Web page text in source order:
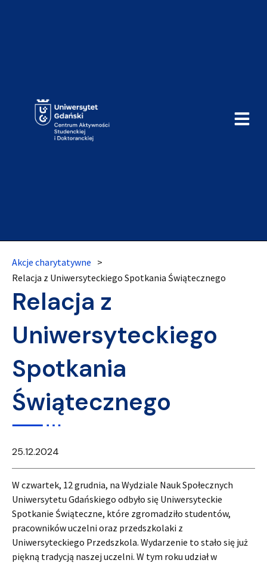
Akcje charytatywne >
Relacja z Uniwersyteckiego Spotkania Świątecznego
Relacja z
Uniwersyteckiego
Spotkania
Świątecznego
25.12.2024
W czwartek, 12 grudnia, na Wydziale Nauk Społecznych
Uniwersytetu Gdańskiego odbyło się Uniwersyteckie
Spotkanie Świąteczne, które zgromadziło studentów,
pracowników uczelni oraz przedszkolaki z
Uniwersyteckiego Przedszkola. Wydarzenie to stało się już
piękną tradycją naszej uczelni. W tym roku udział w